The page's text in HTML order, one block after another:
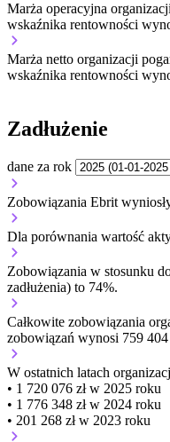
Marża operacyjna organizacji
wskaźnika rentowności
Marża netto organizacji
wskaźnika rentowności
Zadłużenie
dane za rok
Zobowiązania Ebrit
Dla porównania wartość
Zobowiązania w stosunku
zadłużenia) to 74%.
Całkowite zobowiązania
zobowiązań wynosi 759 404
W ostatnich latach
• 1 720 076 zł w 2025 roku
• 1 776 348 zł w 2024 roku
• 201 268 zł w 2023 roku